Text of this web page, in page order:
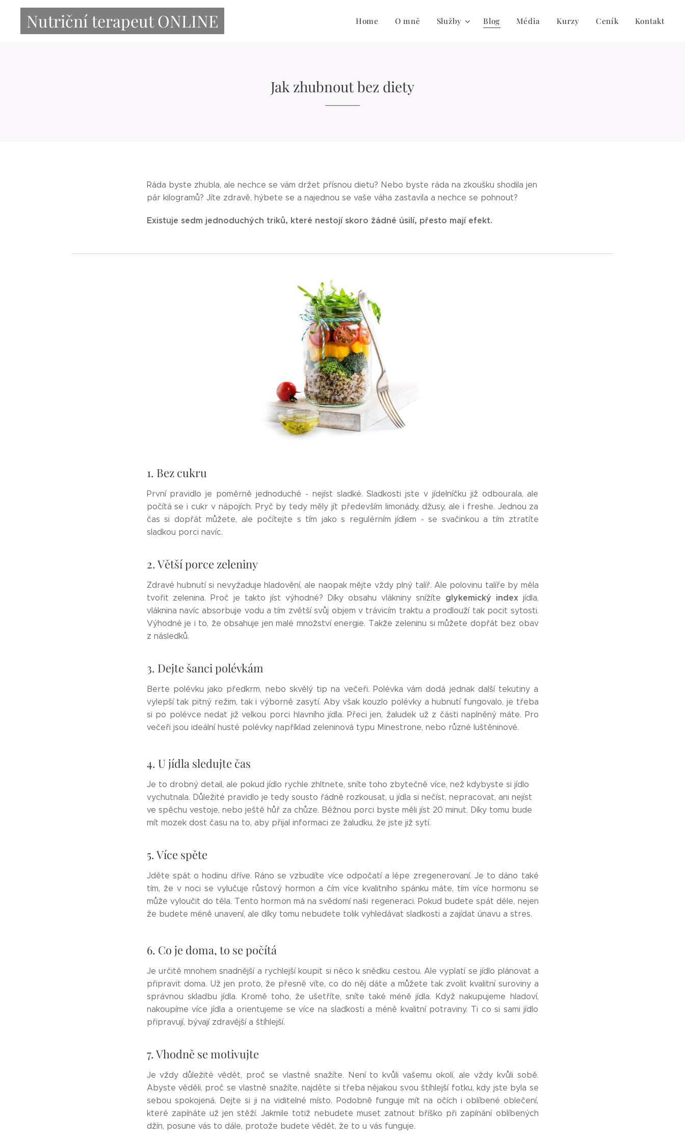
Nutriční terapeut ONLINE Home O mně Služby Blog Média Kurzy Ceník Kontakt
Jak zhubnout bez diety
Ráda byste zhubla, ale nechce se vám držet přísnou dietu? Nebo byste ráda na zkoušku shodila jen
pár kilogramů? Jíte zdravě, hýbete se a najednou se vaše váha zastavila a nechce se pohnout?
Existuje sedm jednoduchých triků, které nestojí skoro žádné úsilí, přesto mají efekt.
1. Bez cukru
První pravidlo je poměrně jednoduché - nejíst sladké. Sladkosti jste v jídelníčku již odbourala, ale
počítá se i cukr v nápojích. Pryč by tedy měly jít především limonády, džusy, ale i freshe. Jednou za
čas si dopřát můžete, ale počítejte s tím jako s regulérním jídlem - se svačinkou a tím ztratíte
sladkou porci navíc.
2. Větší porce zeleniny
Zdravé hubnutí si nevyžaduje hladovění, ale naopak mějte vždy plný talíř. Ale polovinu talíře by měla
tvořit zelenina. Proč je takto jíst výhodné? Díky obsahu vlákniny snížíte glykemický indexjídla,
vláknina navíc absorbuje vodu a tím zvětší svůj objem v trávicím traktu a prodlouží tak pocit sytosti.
Výhodné je i to, že obsahuje jen malé množství energie. Takže zeleninu si můžete dopřát bez obav
z následků.
3. Dejte šanci polévkám
Berte polévku jako předkrm, nebo skvělý tip na večeři. Polévka vám dodá jednak další tekutiny a
vylepší tak pitný režim, tak i výborně zasytí. Aby však kouzlo polévky a hubnutí fungovalo, je třeba
si po polévce nedat již velkou porci hlavního jídla. Přeci jen, žaludek už z části naplněný máte. Pro
večeři jsou ideální husté polévky například zeleninová typu Minestrone, nebo různé luštěninové.
4. U jídla sledujte čas
Je to drobný detail, ale pokud jídlo rychle zhltnete, sníte toho zbytečně více, než kdybyste si jídlo
vychutnala. Důležité pravidlo je tedy sousto řádně rozkousat, u jídla si nečíst, nepracovat, ani nejíst
ve spěchu vestoje, nebo ještě hůř za chůze. Běžnou porci byste měli jíst 20 minut. Díky tomu bude
mít mozek dost času na to, aby přijal informaci ze žaludku, že jste již sytí.
5. Více spěte
Jděte spát o hodinu dříve. Ráno se vzbudíte více odpočatí a lépe zregenerovaní. Je to dáno také
tím, že v noci se vylučuje růstový hormon a čím více kvalitního spánku máte, tím více hormonu se
může vyloučit do těla. Tento hormon má na svědomí naši regeneraci. Pokud budete spát déle, nejen
že budete méně unavení, ale díky tomu nebudete tolik vyhledávat sladkosti a zajídat únavu a stres.
6. Co je doma, to se počítá
Je určitě mnohem snadnější a rychlejší koupit si něco k snědku cestou. Ale vyplatí se jídlo plánovat a
připravit doma. Už jen proto, že přesně víte, co do něj dáte a můžete tak zvolit kvalitní suroviny a
správnou skladbu jídla. Kromě toho, že ušetříte, sníte také méně jídla. Když nakupujeme hladoví,
nakoupíme více jídla a orientujeme se více na sladkosti a méně kvalitní potraviny. Ti co si sami jídlo
připravují, bývají zdravější a štíhlejší.
7. Vhodně se motivujte
Je vždy důležité vědět, proč se vlastně snažíte. Není to kvůli vašemu okolí, ale vždy kvůli sobě.
Abyste věděli, proč se vlastně snažíte, najděte si třeba nějakou svou štíhlejší fotku, kdy jste byla se
sebou spokojená. Dejte si ji na viditelné místo. Podobně funguje mít na očích i oblíbené oblečení,
které zapínáte už jen stěží. Jakmile totiž nebudete muset zatnout bříško při zapínání oblíbených
džín, posune vás to dále, protože budete vědět, že to u vás funguje.